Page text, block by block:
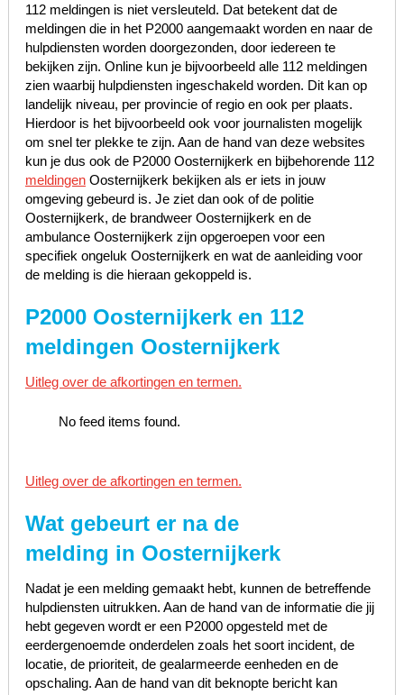
112 meldingen is niet versleuteld. Dat betekent dat de
meldingen die in het P2000 aangemaakt worden en naar de
hulpdiensten worden doorgezonden, door iedereen te
bekijken zijn. Online kun je bijvoorbeeld alle 112 meldingen
zien waarbij hulpdiensten ingeschakeld worden. Dit kan op
landelijk niveau, per provincie of regio en ook per plaats.
Hierdoor is het bijvoorbeeld ook voor journalisten mogelijk
om snel ter plekke te zijn. Aan de hand van deze websites
kun je dus ook de P2000 Oosternijkerk en bijbehorende 112
meldingenOosternijkerk bekijken als er iets in jouw
omgeving gebeurd is. Je ziet dan ook of de politie
Oosternijkerk, de brandweer Oosternijkerk en de
ambulance Oosternijkerk zijn opgeroepen voor een
specifiek ongeluk Oosternijkerk en wat de aanleiding voor
de melding is die hieraan gekoppeld is.
P2000 Oosternijkerk en 112
meldingen Oosternijkerk
Uitleg over de afkortingen en termen.
No feed items found.
Uitleg over de afkortingen en termen.
Wat gebeurt er na de
melding in Oosternijkerk
Nadat je een melding gemaakt hebt, kunnen de betreffende
hulpdiensten uitrukken. Aan de hand van de informatie die jij
hebt gegeven wordt er een P2000 opgesteld met de
eerdergenoemde onderdelen zoals het soort incident, de
locatie, de prioriteit, de gealarmeerde eenheden en de
opschaling. Aan de hand van dit beknopte bericht kan